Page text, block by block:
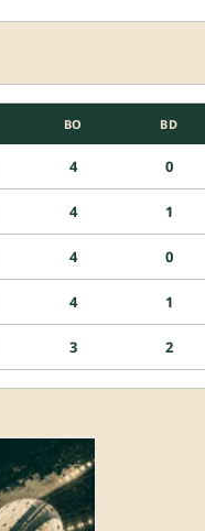
BO BD
4 0
4 1
4 0
4 1
3 2